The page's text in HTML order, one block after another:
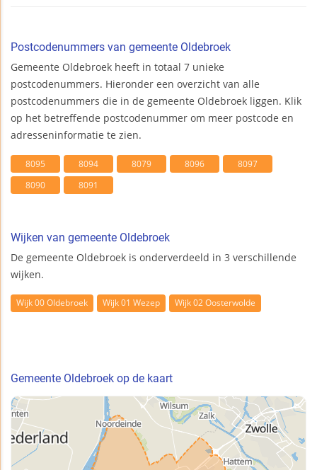
Postcodenummers van gemeente Oldebroek
Gemeente Oldebroek heeft in totaal 7 unieke
postcodenummers. Hieronder een overzicht van alle
postcodenummers die in de gemeente Oldebroek liggen. Klik
op het betreffende postcodenummer om meer postcode en
adresseninformatie te zien.
8095 8094 8079 8096
8097
8090
8091
Wijken van gemeente Oldebroek
De gemeente Oldebroek is onderverdeeld in 3 verschillende
wijken.
Wijk 00 Oldebroek Wijk 01 Wezep Wijk 02 Oosterwolde
Gemeente Oldebroek op de kaart